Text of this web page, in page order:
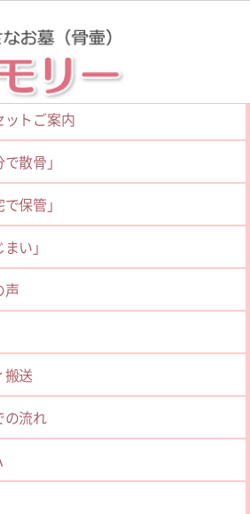
＆エッセイ
うございました
宅供養を考えていた所花水木さ
りました。すぐに資料を取り
でした
ットご案内
散骨」
保管」
い」
声
搬送
の流れ